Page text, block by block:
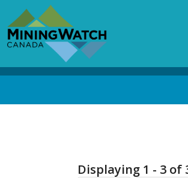
main
content
Displaying 1 - 3 of